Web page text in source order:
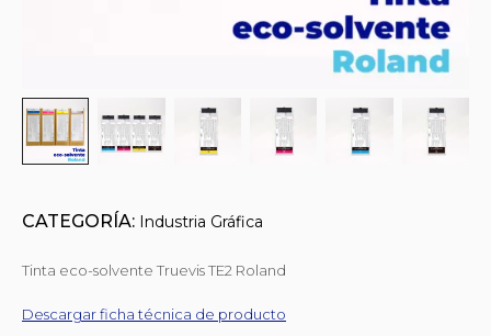
CATEGORÍA: Industria Gráfica
Tinta eco-solvente Truevis TE2 Roland
Descargar ficha técnica de producto